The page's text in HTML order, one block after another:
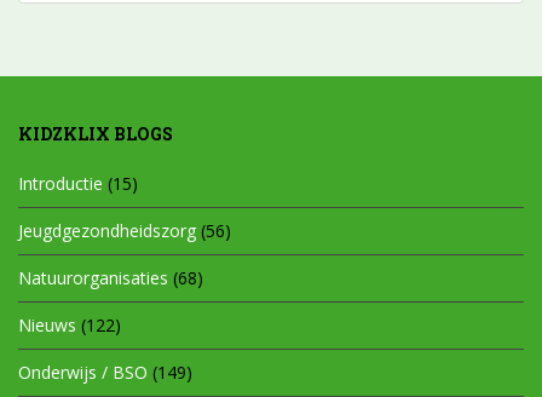
KIDZKLIX BLOGS
Introductie (15)
Jeugdgezondheidszorg (56)
Natuurorganisaties (68)
Nieuws (122)
Onderwijs / BSO (149)